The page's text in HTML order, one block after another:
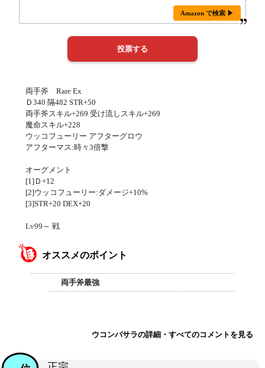
Amazon で検索 ▶
両手斧 Rare Ex
Ｄ340 隔482 STR+50
両手斧スキル+269 受け流しスキル+269
魔命スキル+228
ウッコフューリー アフターグロウ
アフターマス:時々3倍撃
オーグメント
[1]Ｄ+12
[2]ウッコフューリー:ダメージ+10%
[3]STR+20 DEX+20
Lv99～ 戦
オススメのポイント
両手斧最強
ウコンバサラの詳細・すべてのコメントを見る